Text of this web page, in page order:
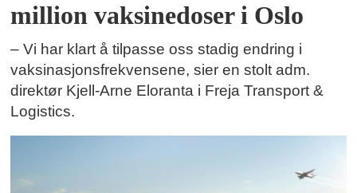
million vaksinedoser i Oslo
– Vi har klart å tilpasse oss stadig endring i
vaksinasjonsfrekvensene, sier en stolt adm.
direktør Kjell-Arne Eloranta i Freja Transport &
Logistics.